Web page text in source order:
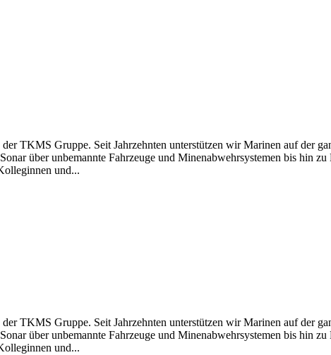
Gruppe. Seit Jahrzehnten unterstützen wir Marinen auf der
über unbemannte Fahrzeuge und Minenabwehrsystemen bis hin
und...
Gruppe. Seit Jahrzehnten unterstützen wir Marinen auf der
über unbemannte Fahrzeuge und Minenabwehrsystemen bis hin
und...